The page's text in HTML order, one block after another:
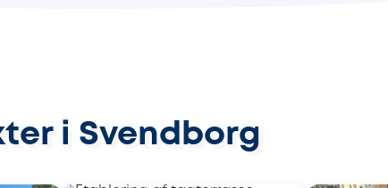
i Svendborg